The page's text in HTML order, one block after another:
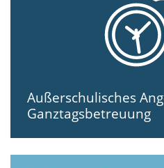
Außerschulisches
Ganztagsbetreuung